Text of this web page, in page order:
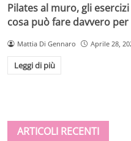
Pilates al muro, gli
cosa può fare davvero
Mattia Di Gennaro Aprile 28,
Leggi di più
ARTICOLI RECENTI